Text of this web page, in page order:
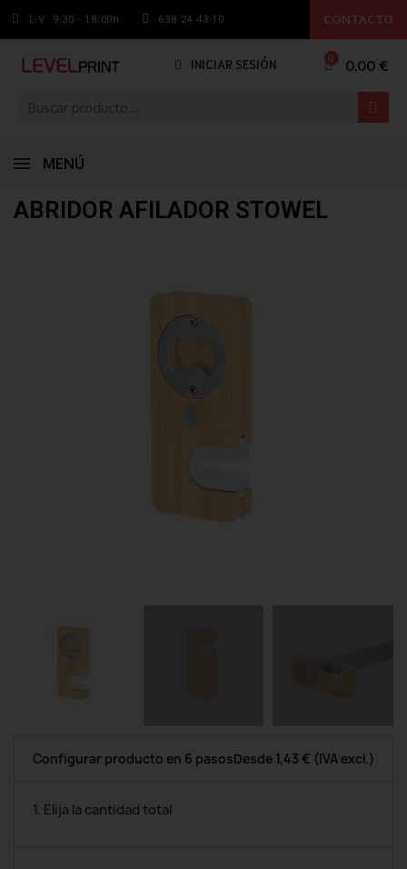
L-V: 9.30 - 18:00h 638 24 43 10 CONTACTO
INICIAR SESIÓN 0,00 €
MENÚ
ABRIDOR AFILADOR STOWEL
Configurar producto en 6 pasosDesde 1,43 € (IVA excl.)
1. Elija la cantidad total